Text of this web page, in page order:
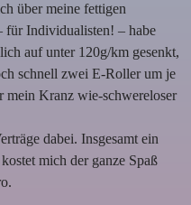
über meine fettigen
für Individualisten! – habe
auf unter 120g/km gesenkt,
schnell zwei E-Roller um je
mein Kranz wie-schwereloser
dabei. Insgesamt ein
mich der ganze Spaß